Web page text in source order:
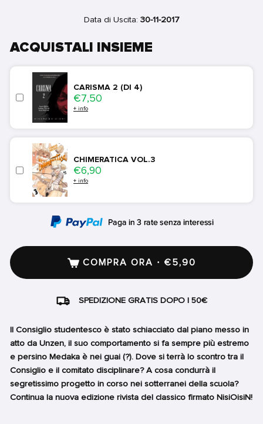
Data di Uscita: 30-11-2017
ACQUISTALI INSIEME
CARISMA 2 (DI 4)
Price
€7,50
+ info
CHIMERATICA VOL.3
Price
€6,90
+ info
COMPRA ORA · €5,90
SPEDIZIONE GRATIS DOPO I 50€
Il Consiglio studentesco è stato schiacciato dal piano messo in
atto da Unzen, il suo comportamento si fa sempre più estremo
e persino Medaka è nei guai (?). Dove si terrà lo scontro tra il
Consiglio e il comitato disciplinare? A cosa condurrà il
segretissimo progetto in corso nei sotterranei della scuola?
Continua la nuova edizione rivista del classico firmato NisiOisiN!